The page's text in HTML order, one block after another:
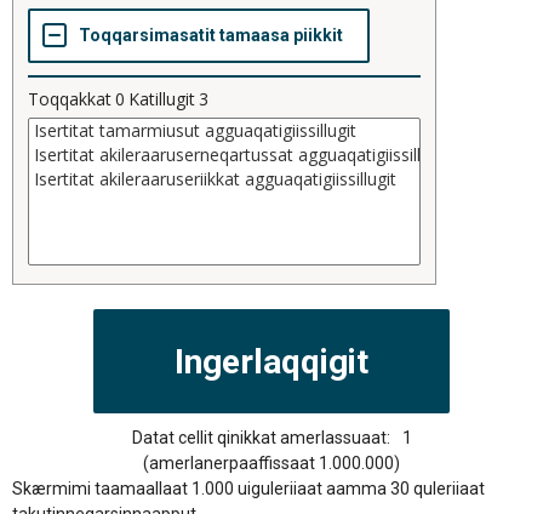
Toqqakkat0 Katillugit3
Datat cellit qinikkat amerlassuaat:
1
(amerlanerpaaffissaat 1.000.000)
Skærmimi taamaallaat 1.000 uiguleriiaat aamma 30 quleriiaat